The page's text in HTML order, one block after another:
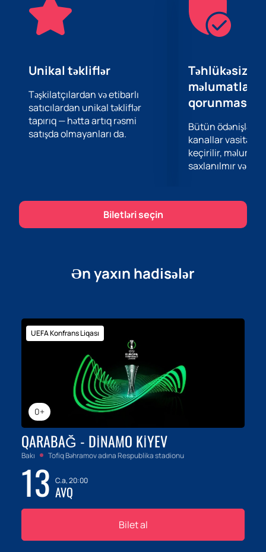
Unikal təkliflər
Təşkilatçılardan və etibarlı
satıcılardan unikal təkliflər
tapırıq — hətta artıq rəsmi
satışda olmayanları da.
Təhlükəsiz
məlumatların
qorunması
Bütün ödənişlər
kanallar
keçirilir,
saxlanılmır və
Biletləri seçin
Ən yaxın hadisələr
0+
UEFA Konfrans Liqası
QARABAĞ - DINAMO KIYEV
Bakı Tofiq Bəhramov adına Respublika stadionu
13 C.a, 20:00
AVQ
Bilet al